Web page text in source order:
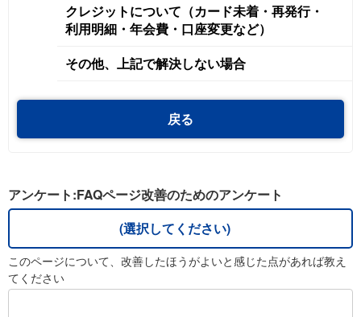
クレジットについて（カード未着・再発行・
利用明細・年会費・口座変更など）
その他、上記で解決しない場合
戻る
アンケート:FAQページ改善のためのアンケート
(選択してください)
このページについて、改善したほうがよいと感じた点があれば教え
てください